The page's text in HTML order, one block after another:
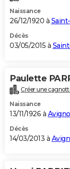
Naissance
26/12/1920 à
Décès
03/05/2015 à
Paulette
Créer une
Naissance
13/11/1926 à
Décès
14/03/2013 à